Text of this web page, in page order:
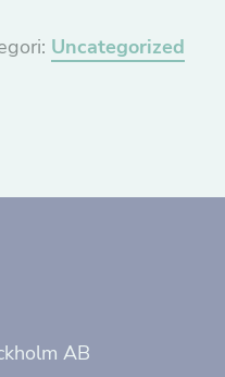
Uncategorized
AB